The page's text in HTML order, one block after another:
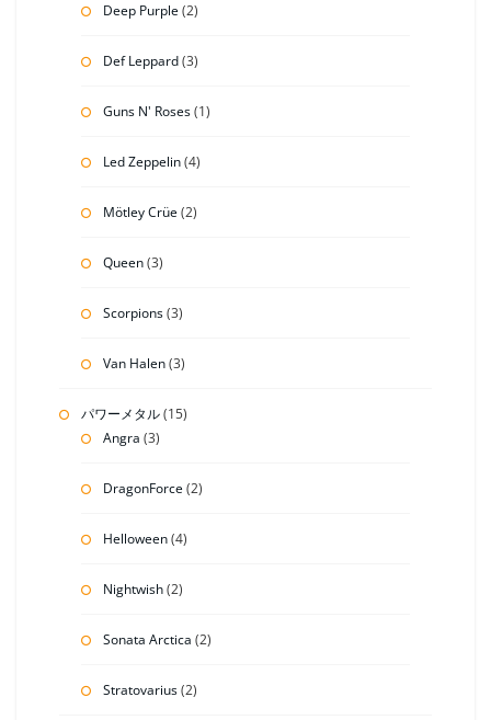
Deep Purple(2)
Def Leppard(3)
Guns N' Roses(1)
Led Zeppelin(4)
Mötley Crüe(2)
Queen(3)
Scorpions(3)
Van Halen(3)
パワーメタル(15)
Angra (3)
DragonForce(2)
Helloween(4)
Nightwish(2)
Sonata Arctica (2)
Stratovarius(2)